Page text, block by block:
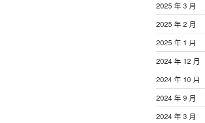
2025 年 3 月
2025 年 2 月
2025 年 1 月
2024 年 12 月
2024 年 10 月
2024 年 9 月
2024 年 3 月